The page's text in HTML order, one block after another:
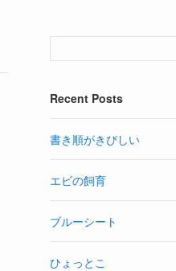
Recent Posts
書き順がきびしい
エビの飼育
ブルーシート
ひょっとこ